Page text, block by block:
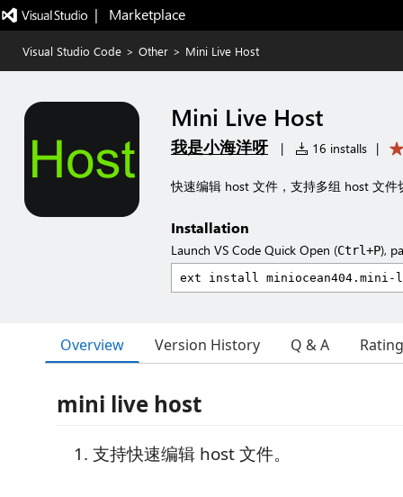
|   Marketplace
Visual Studio Code > Other > Mini Live Host
Mini Live Host
我是小海洋呀 | 16 installs |
快速编辑 host 文件，支持多组 host 文件
Installation
Launch VS Code Quick Open (Ctrl+P),
Overview Version History Q & A
mini live host
支持快速编辑 host 文件。